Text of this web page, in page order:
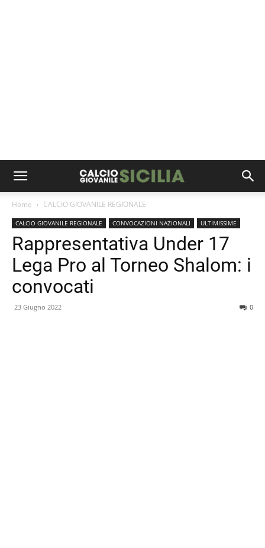
Home CALCIO GIOVANILE REGIONALE
CALCIO GIOVANILE REGIONALE CONVOCAZIONI NAZIONALI ULTIMISSIME
Rappresentativa Under 17
Lega Pro al Torneo Shalom: i
convocati
23 Giugno 2022 0